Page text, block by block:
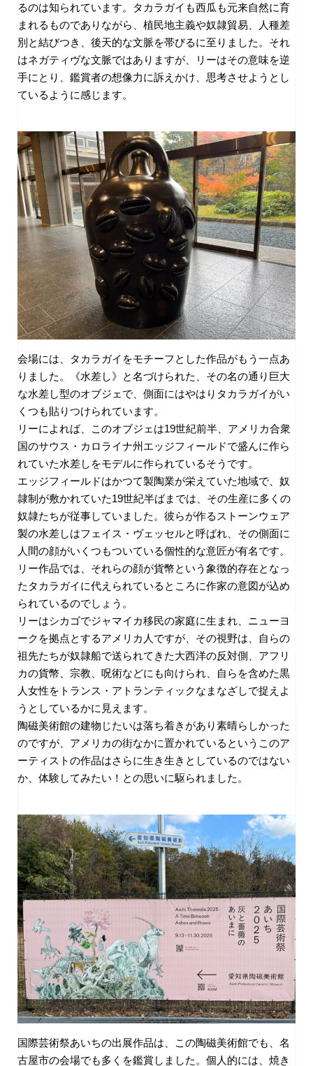
るのは知られています。タカラガイも西瓜も元来自然に育
まれるものでありながら、植民地主義や奴隷貿易、人種差
別と結びつき、後天的な文脈を帯びるに至りました。それ
はネガティヴな文脈ではありますが、リーはその意味を逆
手にとり、鑑賞者の想像力に訴えかけ、思考させようとし
ているように感じます。
会場には、タカラガイをモチーフとした作品がもう一点あ
りました。《水差し》と名づけられた、その名の通り巨大
な水差し型のオブジェで、側面にはやはりタカラガイがい
くつも貼りつけられています。
リーによれば、このオブジェは19世紀前半、アメリカ合衆
国のサウス・カロライナ州エッジフィールドで盛んに作ら
れていた水差しをモデルに作られているそうです。
エッジフィールドはかつて製陶業が栄えていた地域で、奴
隷制が敷かれていた19世紀半ばまでは、その生産に多くの
奴隷たちが従事していました。彼らが作るストーンウェア
製の水差しはフェイス・ヴェッセルと呼ばれ、その側面に
人間の顔がいくつもついている個性的な意匠が有名です。
リー作品では、それらの顔が貨幣という象徴的存在となっ
たタカラガイに代えられているところに作家の意図が込め
られているのでしょう。
リーはシカゴでジャマイカ移民の家庭に生まれ、ニューヨ
ークを拠点とするアメリカ人ですが、その視野は、自らの
祖先たちが奴隷船で送られてきた大西洋の反対側、アフリ
カの貨幣、宗教、呪術などにも向けられ、自らを含めた黒
人女性をトランス・アトランティックなまなざしで捉えよ
うとしているかに見えます。
陶磁美術館の建物じたいは落ち着きがあり素晴らしかった
のですが、アメリカの街なかに置かれているというこのア
ーティストの作品はさらに生き生きとしているのではない
か、体験してみたい！との思いに駆られました。
国際芸術祭あいちの出展作品は、この陶磁美術館でも、名
古屋市の会場でも多くを鑑賞しました。個人的には、焼き